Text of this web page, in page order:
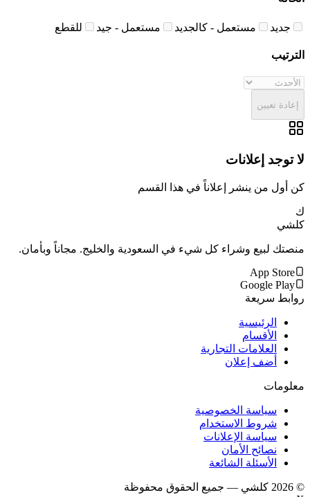
جديد مستعمل - كالجديد مستعمل - جيد للقطع
الترتيب
إعادة تعيين
لا توجد إعلانات
كن أول من ينشر إعلاناً في هذا القسم
ك
كلشي
منصتك لبيع وشراء كل شيء في السعودية والخليج. مجاناً وبأمان.
App Store
Google Play
روابط سريعة
الرئيسية
الأقسام
العلامات التجارية
أضف إعلان
معلومات
سياسة الخصوصية
شروط الاستخدام
سياسة الإعلانات
نصائح الأمان
الأسئلة الشائعة
©
2026 كلشي — جميع الحقوق محفوظة